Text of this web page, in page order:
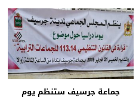
جماعة جرسيف ستنظم يوم
دراسيا حول قانون 113.14